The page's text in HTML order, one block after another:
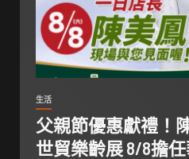
生活
父親節優惠獻禮！
世貿樂齡展 8/8擔